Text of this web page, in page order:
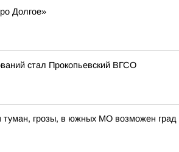
Долгое»
стал Прокопьевский ВГСО
грозы, в южных МО возможен град